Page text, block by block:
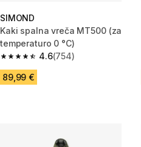
SIMOND
Kaki spalna vreča MT500 (za
temperaturo 0 °C)
4.6
4.6 od 5 zvezdic from 754 ocene
(754)
89,99 €